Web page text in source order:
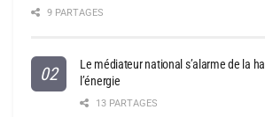
9 PARTAGES
Le médiateur national s’alarme de la
l’énergie
13 PARTAGES